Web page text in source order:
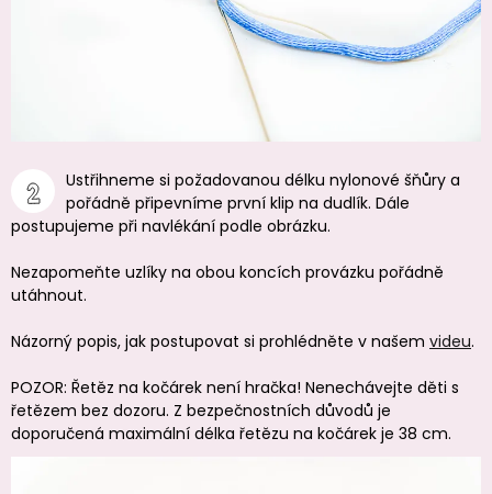
Ustřihneme si požadovanou délku nylonové šňůry a
pořádně připevníme první klip na dudlík. Dále
postupujeme při navlékání podle obrázku.
Nezapomeňte uzlíky na obou koncích provázku pořádně
utáhnout.
Názorný popis, jak postupovat si prohlédněte v našem videu.
POZOR: Řetěz na kočárek není hračka! Nenechávejte děti s
řetězem bez dozoru. Z bezpečnostních důvodů je
doporučená maximální délka řetězu na kočárek je 38 cm.